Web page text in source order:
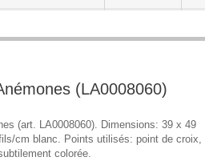
(LA0008060)
(art. LA0008060). Dimensions: 39 x 49
cm blanc. Points utilisés: point de croix,
colorée.